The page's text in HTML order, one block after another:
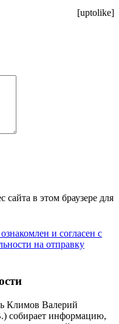
[uptolike]
в этом браузере для
и согласен с
на отправку
Климов Валерий
собирает информацию,